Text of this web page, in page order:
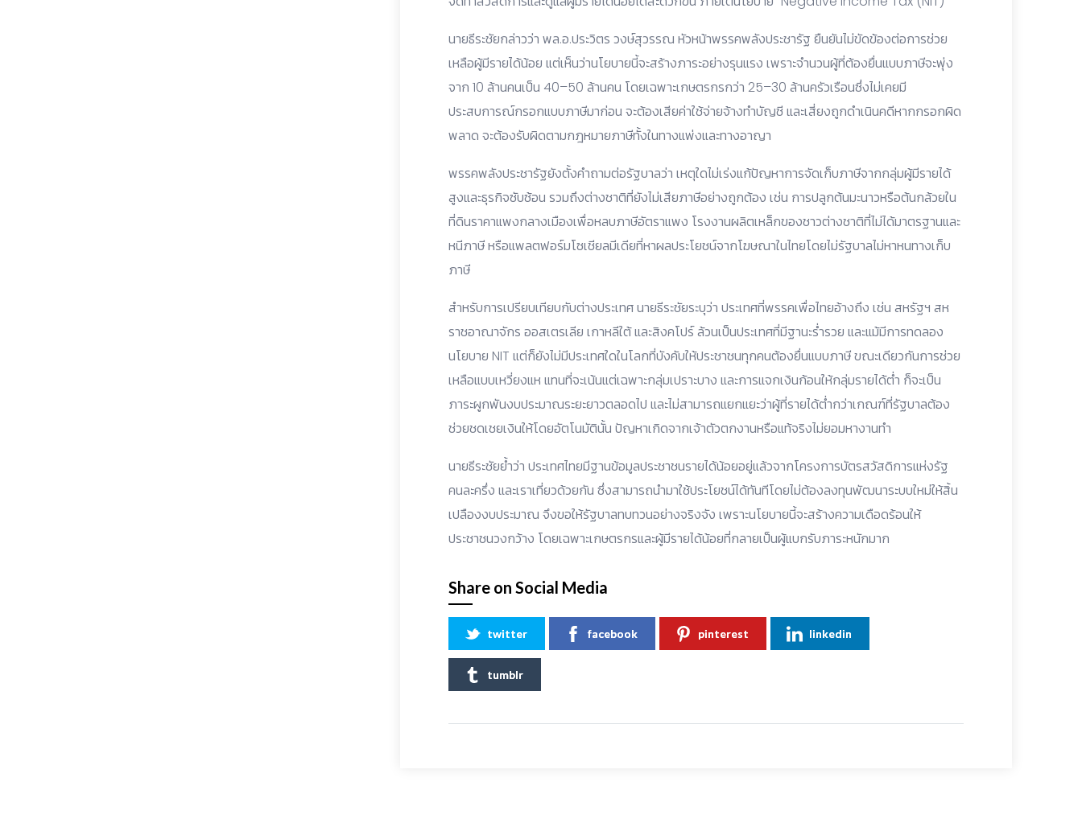
นายธีระชัยกล่าวว่า พล.อ.ประวิตร วงษ์สุวรรณ หัวหน้าพรรคพลังประชารัฐ ยืนยันไม่ขัดข้องต่อการช่วย
เหลือผู้มีรายได้น้อย แต่เห็นว่านโยบายนี้จะสร้างภาระอย่างรุนแรง เพราะจำนวนผู้ที่ต้องยื่นแบบภาษีจะพุ่ง
จาก 10 ล้านคนเป็น 40–50 ล้านคน โดยเฉพาะเกษตรกรกว่า 25–30 ล้านครัวเรือนซึ่งไม่เคยมี
ประสบการณ์กรอกแบบภาษีมาก่อน จะต้องเสียค่าใช้จ่ายจ้างทำบัญชี และเสี่ยงถูกดำเนินคดีหากกรอกผิด
พลาด จะต้องรับผิดตามกฎหมายภาษีทั้งในทางแพ่งและทางอาญา
พรรคพลังประชารัฐยังตั้งคำถามต่อรัฐบาลว่า เหตุใดไม่เร่งแก้ปัญหาการจัดเก็บภาษีจากกลุ่มผู้มีรายได้
สูงและธุรกิจซับซ้อน รวมถึงต่างชาติที่ยังไม่เสียภาษีอย่างถูกต้อง เช่น การปลูกต้นมะนาวหรือต้นกล้วยใน
ที่ดินราคาแพงกลางเมืองเพื่อหลบภาษีอัตราแพง โรงงานผลิตเหล็กของชาวต่างชาติที่ไม่ได้มาตรฐานและ
หนีภาษี หรือแพลตฟอร์มโซเชียลมีเดียที่หาผลประโยชน์จากโฆษณาในไทยโดยไม่รัฐบาลไม่หาหนทางเก็บ
ภาษี
สำหรับการเปรียบเทียบกับต่างประเทศ นายธีระชัยระบุว่า ประเทศที่พรรคเพื่อไทยอ้างถึง เช่น สหรัฐฯ สห
ราชอาณาจักร ออสเตรเลีย เกาหลีใต้ และสิงคโปร์ ล้วนเป็นประเทศที่มีฐานะร่ำรวย และแม้มีการทดลอง
นโยบาย NIT แต่ก็ยังไม่มีประเทศใดในโลกที่บังคับให้ประชาชนทุกคนต้องยื่นแบบภาษี ขณะเดียวกันการช่วย
เหลือแบบเหวี่ยงแห แทนที่จะเน้นแต่เฉพาะกลุ่มเปราะบาง และการแจกเงินก้อนให้กลุ่มรายได้ต่ำ ก็จะเป็น
ภาระผูกพันงบประมาณระยะยาวตลอดไป และไม่สามารถแยกแยะว่าผู้ที่รายได้ต่ำกว่าเกณฑ์ที่รัฐบาลต้อง
ช่วยชดเชยเงินให้โดยอัตโนมัตินั้น ปัญหาเกิดจากเจ้าตัวตกงานหรือแท้จริงไม่ยอมหางานทำ
นายธีระชัยย้ำว่า ประเทศไทยมีฐานข้อมูลประชาชนรายได้น้อยอยู่แล้วจากโครงการบัตรสวัสดิการแห่งรัฐ
คนละครึ่ง และเราเที่ยวด้วยกัน ซึ่งสามารถนำมาใช้ประโยชน์ได้ทันทีโดยไม่ต้องลงทุนพัฒนาระบบใหม่ให้สิ้น
เปลืองงบประมาณ จึงขอให้รัฐบาลทบทวนอย่างจริงจัง เพราะนโยบายนี้จะสร้างความเดือดร้อนให้
ประชาชนวงกว้าง โดยเฉพาะเกษตรกรและผู้มีรายได้น้อยที่กลายเป็นผู้แบกรับภาระหนักมาก
Share on Social Media
twitter facebook pinterest linkedin
tumblr